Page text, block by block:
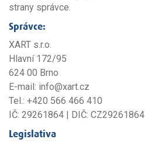
strany správce.
Správce:
XART s.r.o.
Hlavní 172/95
624 00 Brno
E-mail: info@xart.cz
Tel.: +420 566 466 410
IČ: 29261864 | DIČ: CZ29261864
Legislativa